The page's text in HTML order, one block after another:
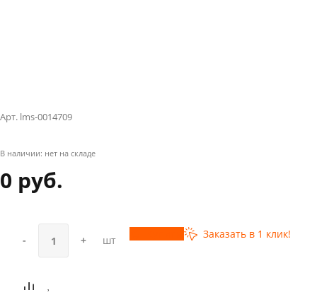
Арт. lms-0014709
В наличии: нет на складе
0 руб.
- + шт Заказать в 1 клик!